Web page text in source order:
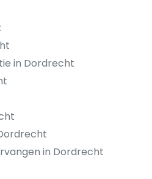
in Dordrecht
in Dordrecht